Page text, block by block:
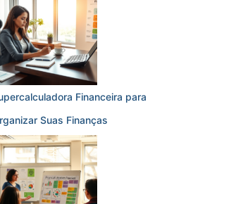
Financeira para
Suas Finanças